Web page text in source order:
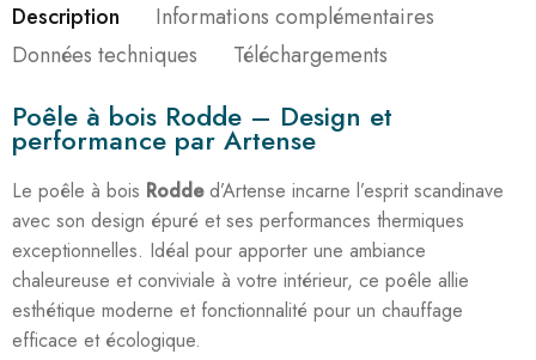
Description
Informations complémentaires
Données techniques
Téléchargements
Poêle à bois Rodde – Design et
performance par Artense
Le poêle à bois Rodded’Artense incarne l’esprit scandinave
avec son design épuré et ses performances thermiques
exceptionnelles. Idéal pour apporter une ambiance
chaleureuse et conviviale à votre intérieur, ce poêle allie
esthétique moderne et fonctionnalité pour un chauffage
efficace et écologique.